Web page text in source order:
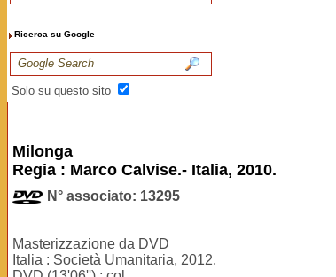
Ricerca su Google
Solo su questo sito
Milonga
Regia : Marco Calvise.- Italia, 2010.
N° associato: 13295
Masterizzazione da DVD
Italia : Società Umanitaria, 2012.